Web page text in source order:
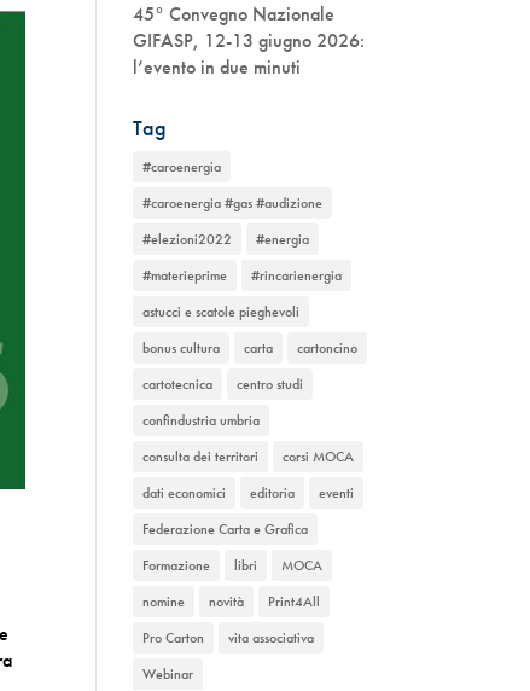
45° Convegno Nazionale
GIFASP, 12-13 giugno 2026:
l’evento in due minuti
Tag
#caroenergia
#caroenergia #gas #audizione
#elezioni2022
#energia
#materieprime
#rincarienergia
astucci e scatole pieghevoli
bonus cultura
carta
cartoncino
cartotecnica
centro studi
confindustria umbria
consulta dei territori
corsi MOCA
dati economici
editoria
eventi
Federazione Carta e Grafica
Formazione
libri
MOCA
nomine
novità
Print4All
Pro Carton
vita associativa
Webinar